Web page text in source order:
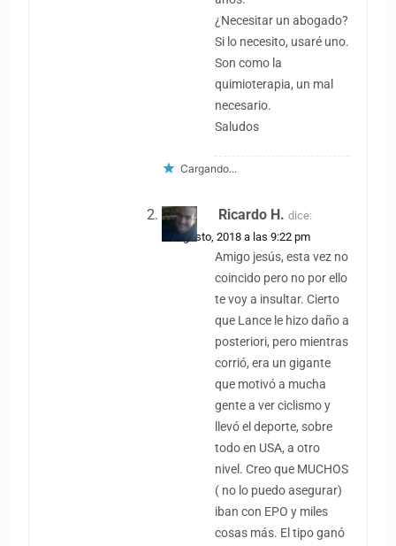
¿Necesitar un abogado?
Si lo necesito, usaré uno.
Son como la
quimioterapia, un mal
necesario.
Saludos
Cargando...
Ricardo H. dice:
18 agosto, 2018 a las 9:22 pm
Amigo jesús, esta vez no
coincido pero no por ello
te voy a insultar. Cierto
que Lance le hizo daño a
posteriori, pero mientras
corrió, era un gigante
que motivó a mucha
gente a ver ciclismo y
llevó el deporte, sobre
todo en USA, a otro
nivel. Creo que MUCHOS
( no lo puedo asegurar)
iban con EPO y miles
cosas más. El tipo ganó